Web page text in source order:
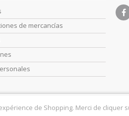
de mercancías
de Shopping. Merci de cliquer